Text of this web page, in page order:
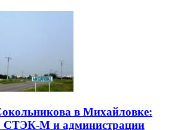
в Михайловке:
СТЭК-М и администрации